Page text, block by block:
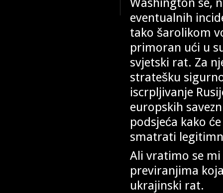
eventualnih
tako šarolikom
primoran ući u
svjetski rat. Za
stratešku
iscrpljivanje
europskih
podsjeća kako
smatrati
Ali vratimo se
previranjima
ukrajinski rat.